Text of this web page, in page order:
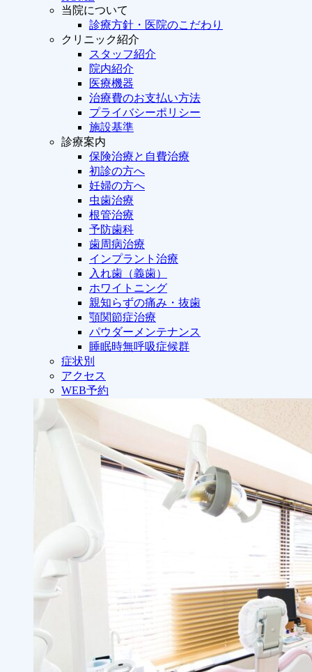
当院について
診療方針・医院のこだわり
クリニック紹介
スタッフ紹介
院内紹介
医療機器
治療費のお支払い方法
プライバシーポリシー
施設基準
診療案内
保険治療と自費治療
初診の方へ
妊婦の方へ
虫歯治療
根管治療
予防歯科
歯周病治療
インプラント治療
入れ歯（義歯）
ホワイトニング
親知らずの痛み・抜歯
顎関節症治療
パウダーメンテナンス
睡眠時無呼吸症候群
症状別
アクセス
WEB予約